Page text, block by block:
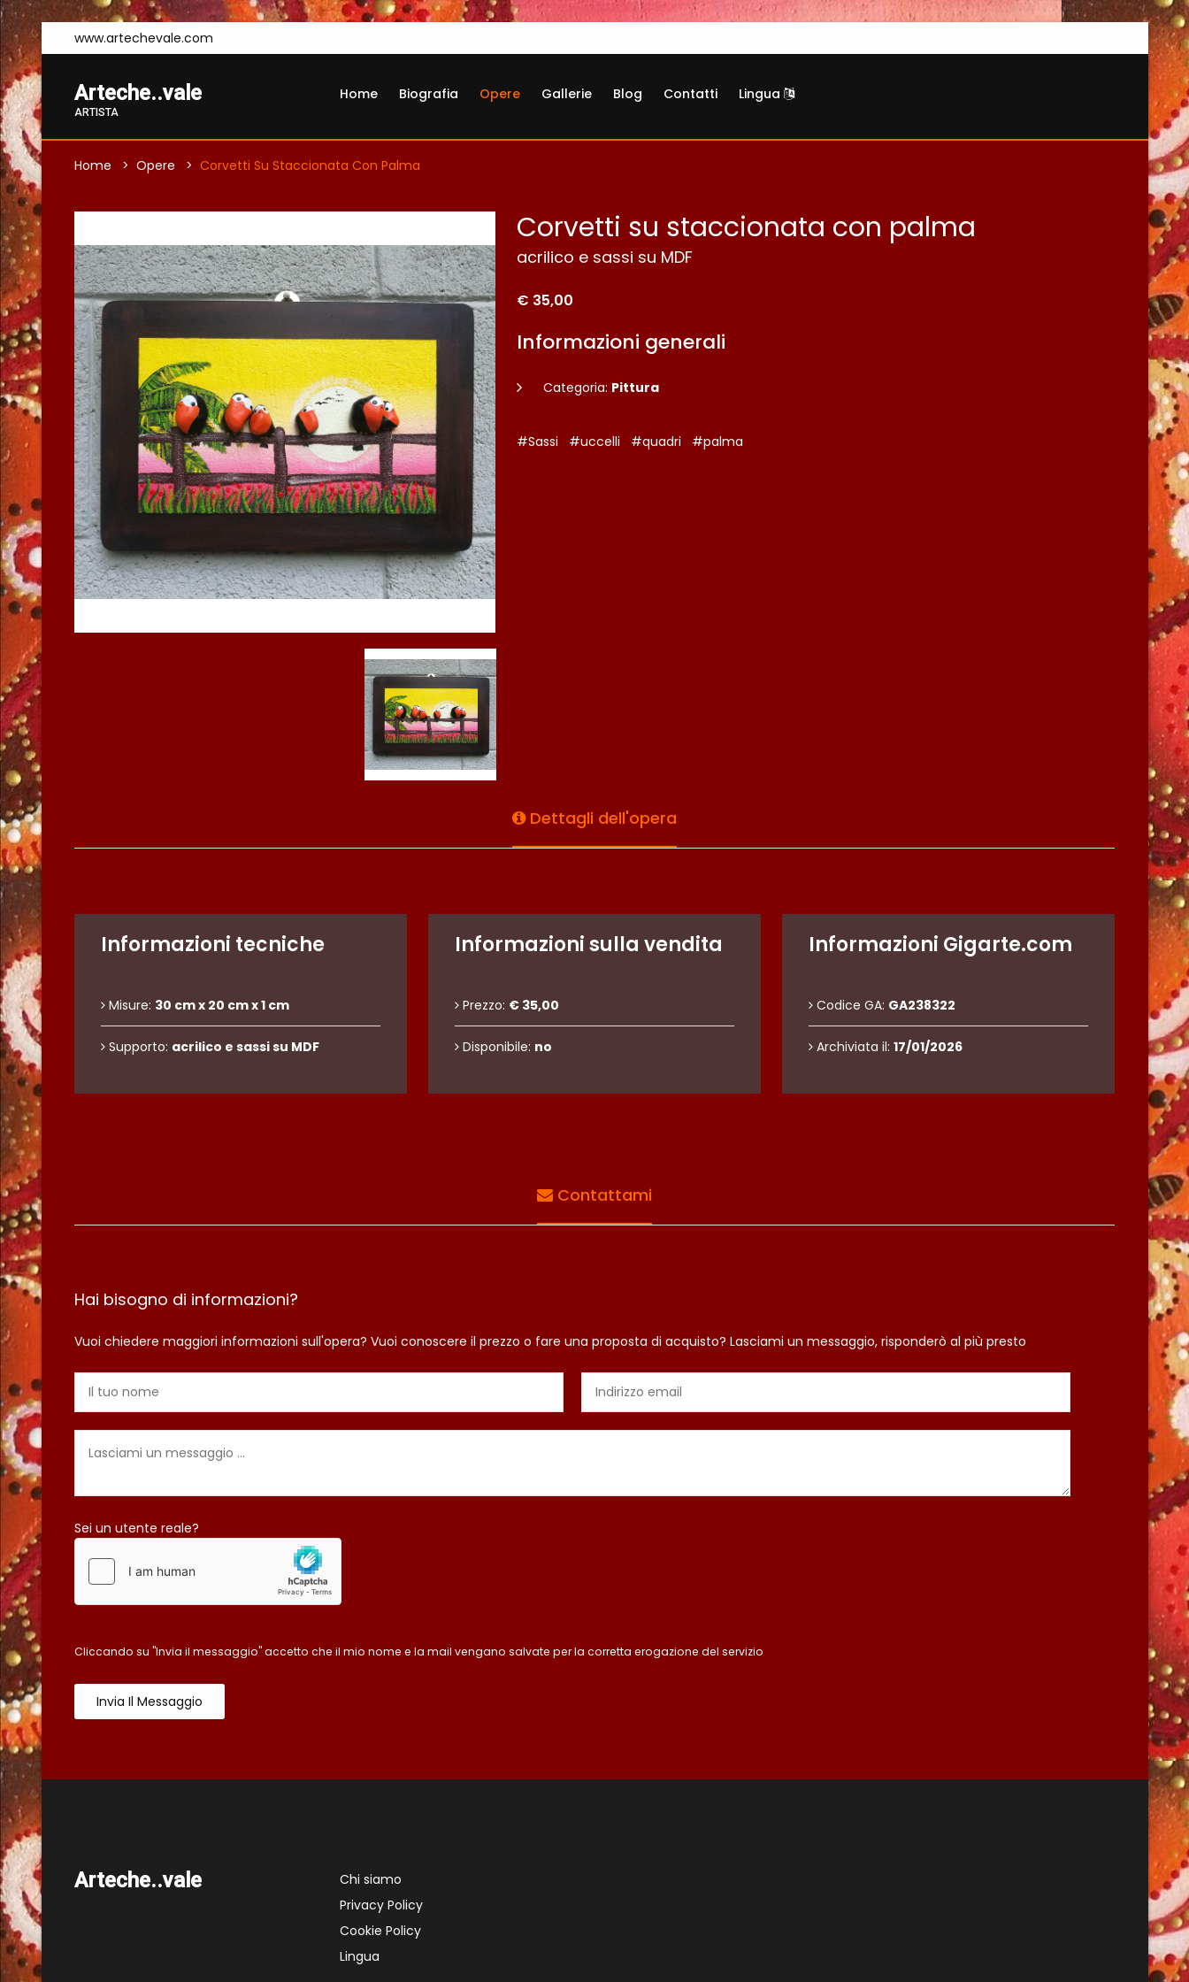
www.artechevale.com
Arteche..vale
ARTISTA
Home Biografia Opere Gallerie Blog Contatti Lingua
Home Opere Corvetti Su Staccionata Con Palma
Corvetti su staccionata con palma
acrilico e sassi su MDF
€ 35,00
Informazioni generali
Categoria: Pittura
#Sassi #uccelli #quadri #palma
Dettagli dell'opera
Informazioni tecniche
Misure: 30 cm x 20 cm x 1 cm
Supporto: acrilico e sassi su MDF
Informazioni sulla vendita
Prezzo: € 35,00
Disponibile: no
Informazioni Gigarte.com
Codice GA: GA238322
Archiviata il: 17/01/2026
Contattami
Hai bisogno di informazioni?
Vuoi chiedere maggiori informazioni sull'opera? Vuoi conoscere il prezzo o fare una proposta di acquisto? Lasciami un messaggio, risponderò al più presto
Sei un utente reale?
Cliccando su "Invia il messaggio" accetto che il mio nome e la mail vengano salvate per la corretta erogazione del servizio
Invia Il Messaggio
Arteche..vale
Chi siamo
Privacy Policy
Cookie Policy
Lingua